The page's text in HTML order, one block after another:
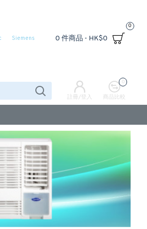
Siemens 0 件商品 - HK$0
0
註冊/登入 商品比較
0